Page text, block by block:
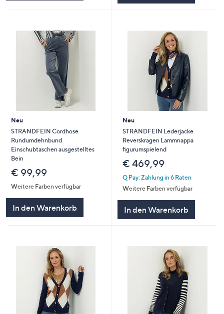
Neu
STRANDFEIN Cordhose
Rundumdehnbund
Einschubtaschen ausgestelltes
Bein
€ 99,99
Weitere Farben verfügbar
In den Warenkorb
Neu
STRANDFEIN Lederjacke
Reverskragen Lammnappa
figurumspielend
€ 469,99
Q Pay: Zahlung in 6 Raten
Weitere Farben verfügbar
In den Warenkorb